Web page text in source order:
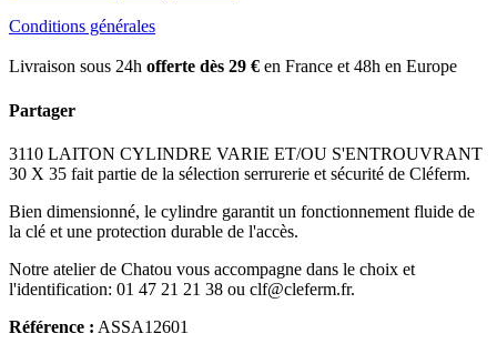
Conditions générales
Livraison sous 24h offerte dès 29 € en France et 48h en Europe
Partager
3110 LAITON CYLINDRE VARIE ET/OU S'ENTROUVRANT
30 X 35 fait partie de la sélection serrurerie et sécurité de Cléferm.
Bien dimensionné, le cylindre garantit un fonctionnement fluide de
la clé et une protection durable de l'accès.
Notre atelier de Chatou vous accompagne dans le choix et
l'identification: 01 47 21 21 38 ou clf@cleferm.fr.
Référence : ASSA12601